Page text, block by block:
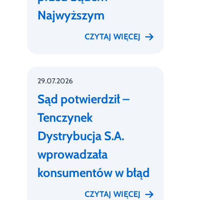
Najwyższym
CZYTAJ WIĘCEJ
29.07.2026
Sąd potwierdził –
Tenczynek
Dystrybucja S.A.
wprowadzała
konsumentów w błąd
CZYTAJ WIĘCEJ